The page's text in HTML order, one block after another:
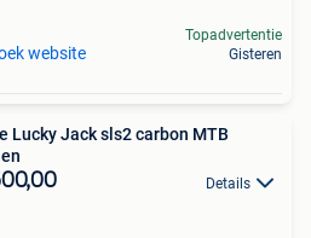
website
Topadvertentie
Gisteren
Lucky Jack sls2 carbon MTB
Details